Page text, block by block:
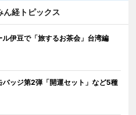
ん経トピックス
ル伊豆で「旅するお茶会」台湾編
バッジ第2弾「開運セット」など5種